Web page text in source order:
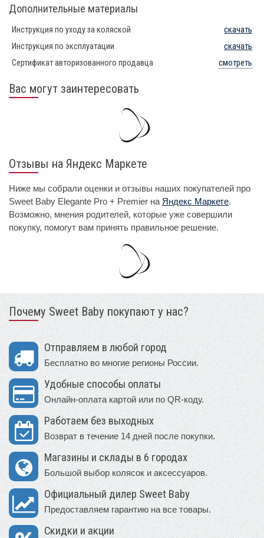
Дополнительные материалы
Инструкция по уходу за коляской
скачать
Инструкция по эксплуатации
скачать
Сертификат авторизованного продавца
смотреть
Вас могут заинтересовать
Отзывы на Яндекс Маркете
Ниже мы собрали оценки и отзывы наших покупателей про
Sweet Baby Elegante Pro + Premier на Яндекс Маркете.
Возможно, мнения родителей, которые уже совершили
покупку, помогут вам принять правильное решение.
Почему Sweet Baby покупают у нас?
Отправляем в любой город
Бесплатно во многие регионы России.
Удобные способы оплаты
Онлайн-оплата картой или по QR-коду.
Работаем без выходных
Возврат в течение 14 дней после покупки.
Магазины и склады в 6 городах
Большой выбор колясок и аксессуаров.
Официальный дилер Sweet Baby
Предоставляем гарантию на все товары.
Скидки и акции